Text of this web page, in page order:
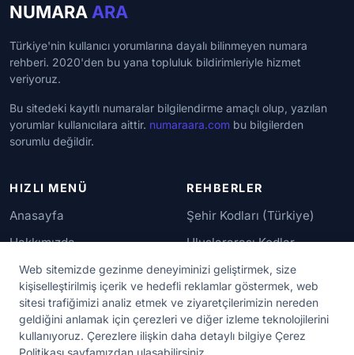
Web sitemizde gezinme deneyiminizi geliştirmek, size
kişiselleştirilmiş içerik ve hedefli reklamlar göstermek, web
sitesi trafiğimizi analiz etmek ve ziyaretçilerimizin nereden
geldiğini anlamak için çerezleri ve diğer izleme teknolojilerini
kullanıyoruz. Çerezlere ilişkin daha detaylı bilgiye Çerez
Politikası sayfamızdan ulaşabilirsiniz.
NUMARA ARA
Türkiye'nin kullanıcı yorumlarına dayalı bilinmeyen numara
rehberi. 2020'den bu yana topluluk bildirimleriyle hizmet
veriyoruz.
Bu sitedeki kayıtlı numaralar bilgilendirme amaçlı olup, yazılan
yorumlar kullanıcılara aittir. numaraara.com bu bilgilerden
sorumlu değildir.
HIZLI MENÜ
Anasayfa
Hakkımızda
İletişim
REHBERLER
Şehir Kodları (Türkiye)
Uluslararası Kodlar
Güvenilir Numaralar
YASAL KORUMA
Kullanım Koşulları